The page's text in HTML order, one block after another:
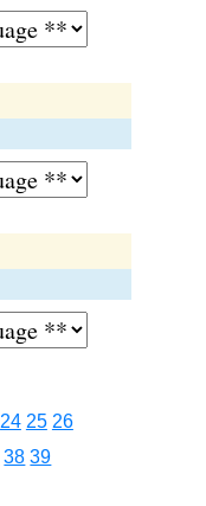
24 25 26
38 39